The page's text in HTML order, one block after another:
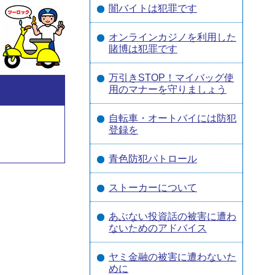
闇バイトは犯罪です
オンラインカジノを利用した
賭博は犯罪です
万引きSTOP！マイバッグ使
用のマナーを守りましょう
自転車・オートバイには防犯
登録を
青色防犯パトロール
ストーカーについて
あぶない投資話の被害に遭わ
ないためのアドバイス
ヤミ金融の被害に遭わないた
めに